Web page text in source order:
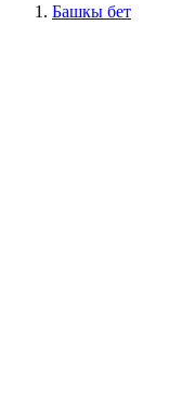
Башкы бет